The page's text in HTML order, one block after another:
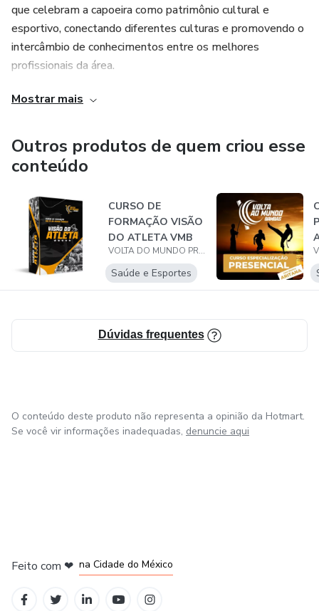
que celebram a capoeira como patrimônio cultural e
esportivo, conectando diferentes culturas e promovendo o
intercâmbio de conhecimentos entre os melhores
profissionais da área.
Reconhecida internacionalmente, VMB é referência no
inovação e respeito à essência dessa arte.
Mostrar mais
Outros produtos de quem criou esse
conteúdo
CURSO DE
FORMAÇÃO VISÃO
DO ATLETA VMB
VOLTA DO MUNDO PRODUCOES LTDA
Saúde e Esportes
Dúvidas frequentes
O conteúdo deste produto não representa a opinião da Hotmart.
Se você vir informações inadequadas, denuncie aqui
Feito com ❤ na Cidade do México